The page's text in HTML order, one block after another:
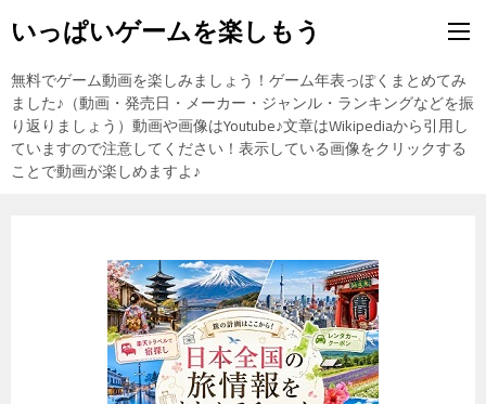
いっぱいゲームを楽しもう
無料でゲーム動画を楽しみましょう！ゲーム年表っぽくまとめてみ
ました♪（動画・発売日・メーカー・ジャンル・ランキングなどを振
り返りましょう）動画や画像はYoutube♪文章はWikipediaから引用し
ていますので注意してください！表示している画像をクリックする
ことで動画が楽しめますよ♪